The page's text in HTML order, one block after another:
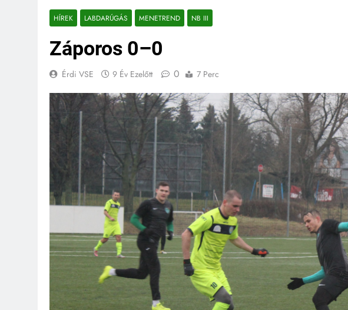
HÍREK LABDARÚGÁS MENETREND NB III
Záporos 0–0
Érdi VSE 9 Év Ezelőtt 0 7 Perc